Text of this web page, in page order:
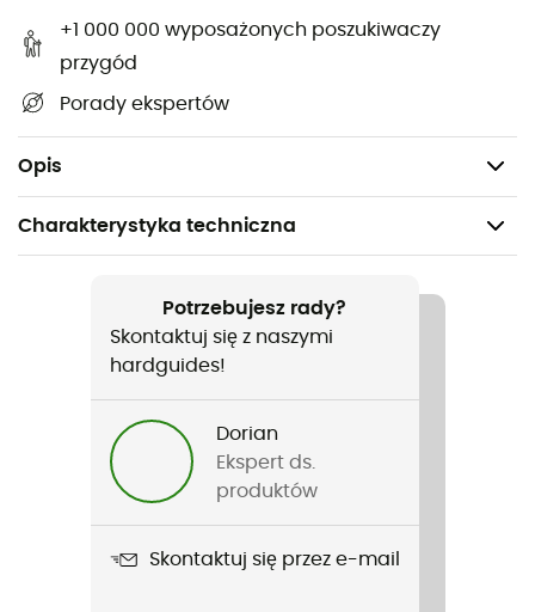
+1 000 000 wyposażonych poszukiwaczy
przygód
Porady ekspertów
Opis
Zapięcie Fastlace o wysokim współczynniku tarcia z
zamkiem sznurkowym i elastycznymi
Kompozycja gumy Sensor zaprojektowana z myślą
o trwałości i przyczepności
Charakterystyka techniczna
Nazwa produktu
Ventana Fastlace
Potrzebujesz rady?
Skontaktuj się z naszymi
hardguides!
Dorian
Ekspert ds.
produktów
Skontaktuj się przez e-mail